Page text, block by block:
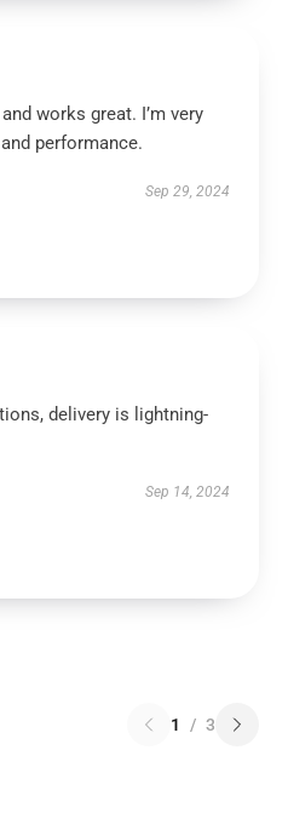
works great. I’m very
performance.
Sep 29, 2024
delivery is lightning-
Sep 14, 2024
1 / 3